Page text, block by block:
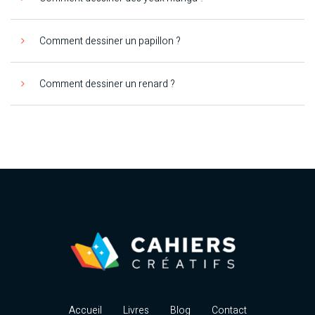
Comment dessiner un papillon ?
Comment dessiner un renard ?
Accueil Livres Blog Contact